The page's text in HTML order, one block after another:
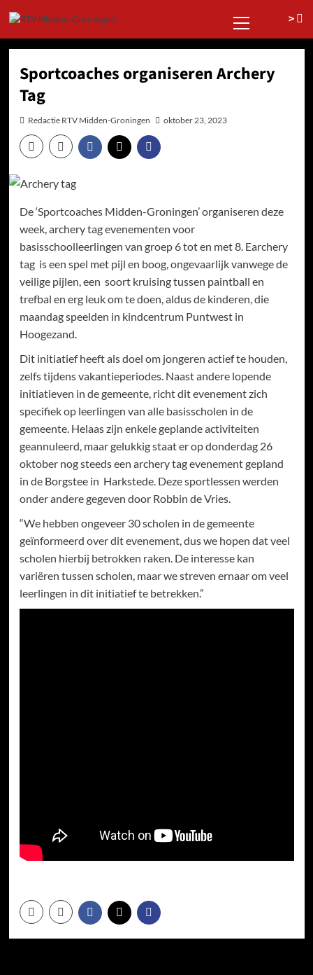
naar
de
inhoud
menu
>
Sportcoaches organiseren Archery
Tag
Redactie RTV Midden-Groningen oktober 23, 2023
De ‘Sportcoaches Midden-Groningen’ organiseren deze
week, archery tag evenementen voor
basisschoolleerlingen van groep 6 tot en met 8. Earchery
tag is een spel met pijl en boog, ongevaarlijk vanwege de
veilige pijlen, een soort kruising tussen paintball en
trefbal en erg leuk om te doen, aldus de kinderen, die
maandag speelden in kindcentrum Puntwest in
Hoogezand.
Dit initiatief heeft als doel om jongeren actief te houden,
zelfs tijdens vakantieperiodes. Naast andere lopende
initiatieven in de gemeente, richt dit evenement zich
specifiek op leerlingen van alle basisscholen in de
gemeente. Helaas zijn enkele geplande activiteiten
geannuleerd, maar gelukkig staat er op donderdag 26
oktober nog steeds een archery tag evenement gepland
in de Borgstee in Harkstede. Deze sportlessen werden
onder andere gegeven door Robbin de Vries.
“We hebben ongeveer 30 scholen in de gemeente
geïnformeerd over dit evenement, dus we hopen dat veel
scholen hierbij betrokken raken. De interesse kan
variëren tussen scholen, maar we streven ernaar om veel
leerlingen in dit initiatief te betrekken.”